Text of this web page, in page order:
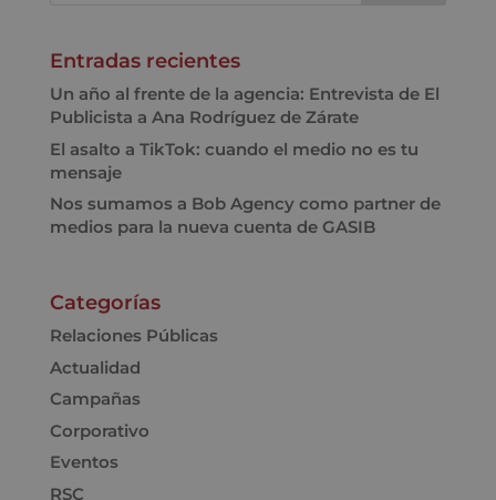
Entradas recientes
Un año al frente de la agencia: Entrevista de El
Publicista a Ana Rodríguez de Zárate
El asalto a TikTok: cuando el medio no es tu
mensaje
Nos sumamos a Bob Agency como partner de
medios para la nueva cuenta de GASIB
Categorías
Relaciones Públicas
Actualidad
Campañas
Corporativo
Eventos
RSC